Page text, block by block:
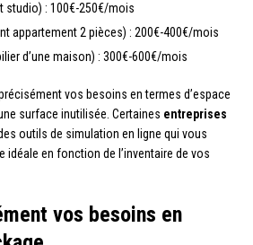
studio) : 100€-250€/mois
appartement 2 pièces) : 200€-400€/mois
d’une maison) : 300€-600€/mois
précisément vos besoins en termes d’espace
surface inutilisée. Certaines entreprises
outils de simulation en ligne qui vous
idéale en fonction de l’inventaire de vos
vos besoins en